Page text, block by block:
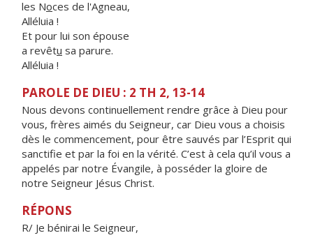
les Noces de l'Agneau,
Alléluia !
Et pour lui son épouse
a revêtu sa parure.
Alléluia !
PAROLE DE DIEU : 2 TH 2, 13-14
Nous devons continuellement rendre grâce à Dieu pour
vous, frères aimés du Seigneur, car Dieu vous a choisis
dès le commencement, pour être sauvés par l’Esprit qui
sanctifie et par la foi en la vérité. C’est à cela qu’il vous a
appelés par notre Évangile, à posséder la gloire de
notre Seigneur Jésus Christ.
RÉPONS
R/ Je bénirai le Seigneur,